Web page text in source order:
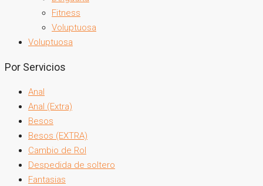
Fitness
Voluptuosa
Voluptuosa
Por Servicios
Anal
Anal (Extra)
Besos
Besos (EXTRA)
Cambio de Rol
Despedida de soltero
Fantasias